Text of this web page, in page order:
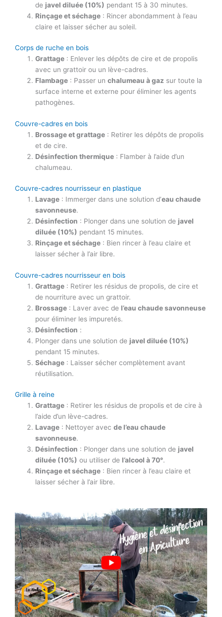
de javel diluée (10%) pendant 15 à 30 minutes.
Rinçage et séchage : Rincer abondamment à l’eau
claire et laisser sécher au soleil.
Corps de ruche en bois
Grattage : Enlever les dépôts de cire et de propolis
avec un grattoir ou un lève-cadres.
Flambage : Passer unchalumeau à gaz sur toute la
surface interne et externe pour éliminer les agents
pathogènes.
Couvre-cadres en bois
Brossage et grattage : Retirer les dépôts de propolis
et de cire.
Désinfection thermique : Flamber à l’aide d’un
chalumeau.
Couvre-cadres nourrisseur en plastique
Lavage : Immerger dans une solution d’eau chaude
savonneuse.
Désinfection : Plonger dans une solution de javel
diluée (10%) pendant 15 minutes.
Rinçage et séchage : Bien rincer à l’eau claire et
laisser sécher à l’air libre.
Couvre-cadres nourrisseur en bois
Grattage : Retirer les résidus de propolis, de cire et
de nourriture avec un grattoir.
Brossage : Laver avec de l’eau chaude savonneuse
pour éliminer les impuretés.
Désinfection :
Plonger dans une solution de javel diluée (10%)
pendant 15 minutes.
Séchage : Laisser sécher complètement avant
réutilisation.
Grille à reine
Grattage : Retirer les résidus de propolis et de cire à
l’aide d’un lève-cadres.
Lavage : Nettoyer avecde l’eau chaude
savonneuse.
Désinfection : Plonger dans une solution de javel
diluée (10%) ou utiliser de l’alcool à 70°.
Rinçage et séchage : Bien rincer à l’eau claire et
laisser sécher à l’air libre.